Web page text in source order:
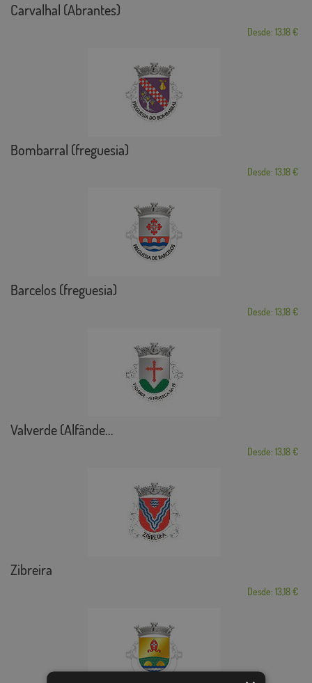
Carvalhal (Abrantes)
Desde: 13,18 €
Bombarral (freguesia)
Desde: 13,18 €
Barcelos (freguesia)
Desde: 13,18 €
Valverde (Alfânde...
Desde: 13,18 €
Zibreira
Desde: 13,18 €